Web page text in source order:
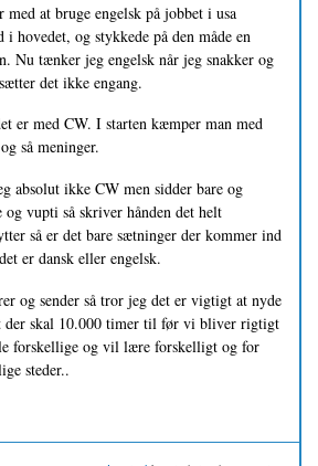
at bruge engelsk på jobbet i usa
hovedet, og stykkede på den måde en
Nu tænker jeg engelsk når jeg snakker og
det ikke engang.
er med CW. I starten kæmper man med
så meninger.
absolut ikke CW men sidder bare og
vupti så skriver hånden det helt
så er det bare sætninger der kommer ind
er dansk eller engelsk.
og sender så tror jeg det er vigtigt at nyde
der skal 10.000 timer til før vi bliver rigtigt
forskellige og vil lære forskelligt og for
steder..